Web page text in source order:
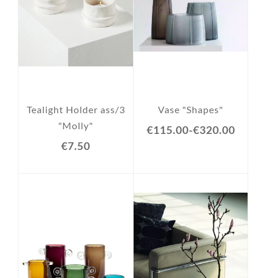
Tealight Holder ass/3
"Molly"
€7.50
Vase "Shapes"
€115.00-€320.00